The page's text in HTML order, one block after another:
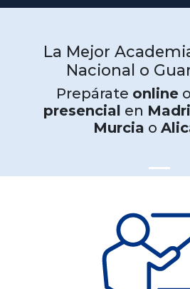
La Mejor
Nacional o
Prepárate online
presencial en
Murcia o